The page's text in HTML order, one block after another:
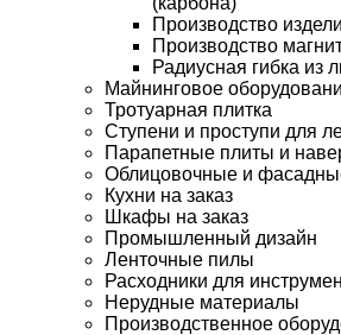
Производство
Производство
Радиусная гибка из
Майнинговое
Тротуарная плитка
Ступени и проступи для
Парапетные плиты и
Облицовочные и
Кухни на заказ
Шкафы на заказ
Промышленный дизайн
Ленточные пилы
Расходники для
Нерудные материалы
Производственное